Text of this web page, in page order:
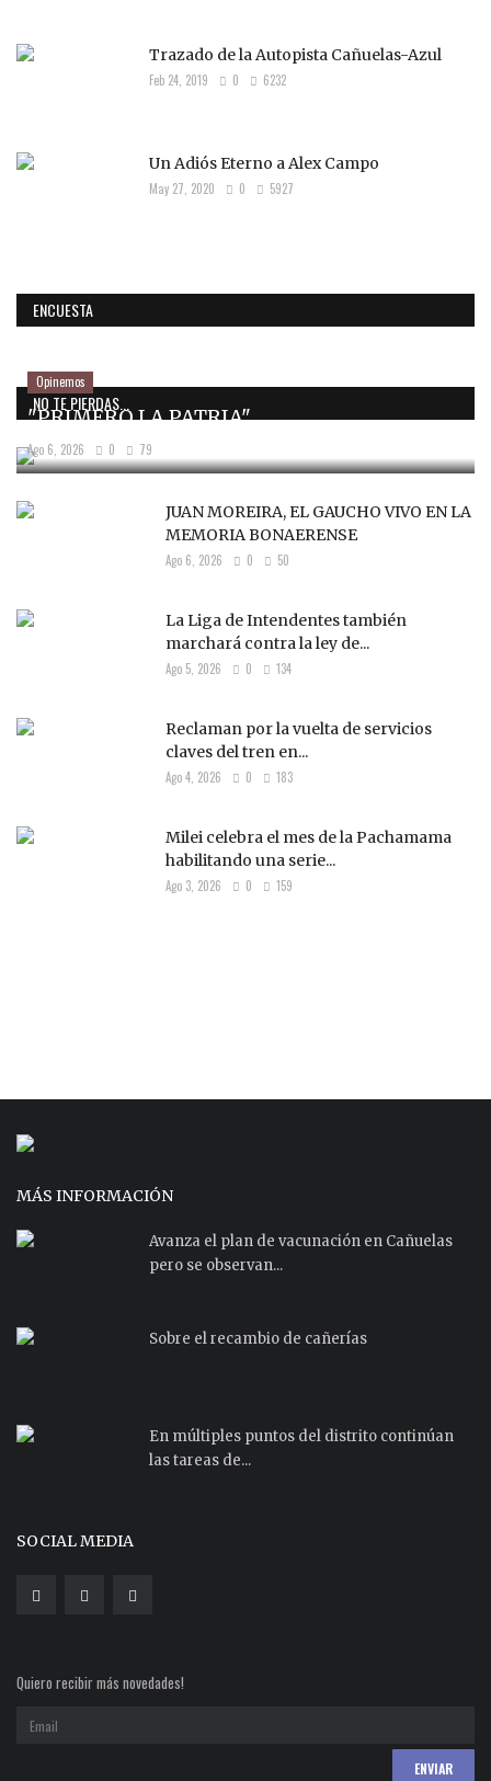
Trazado de la Autopista Cañuelas-Azul
Feb 24, 2019 0 6232
Un Adiós Eterno a Alex Campo
May 27, 2020 0 5927
ENCUESTA
NO TE PIERDAS...
Opinemos
"PRIMERO LA PATRIA"
Ago 6, 2026 0 79
JUAN MOREIRA, EL GAUCHO VIVO EN LA
MEMORIA BONAERENSE
Ago 6, 2026 0 50
La Liga de Intendentes también
marchará contra la ley de...
Ago 5, 2026 0 134
Reclaman por la vuelta de servicios
claves del tren en...
Ago 4, 2026 0 183
Milei celebra el mes de la Pachamama
habilitando una serie...
Ago 3, 2026 0 159
MÁS INFORMACIÓN
Avanza el plan de vacunación en Cañuelas
pero se observan...
Sobre el recambio de cañerías
En múltiples puntos del distrito continúan
las tareas de...
SOCIAL MEDIA
Quiero recibir más novedades!